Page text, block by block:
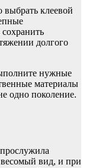
клеевой
долгого
нужные
материалы
одно поколение.
весомый вид, и при